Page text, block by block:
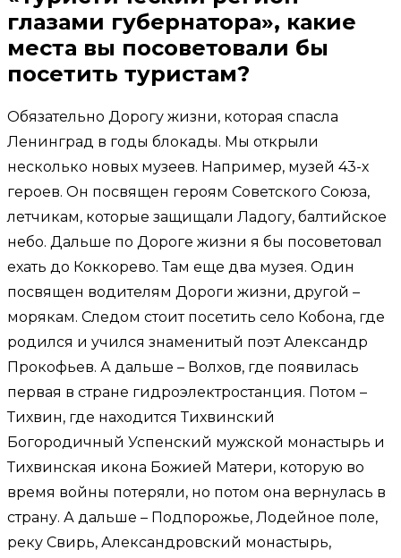
глазами губернатора», какие
места вы посоветовали бы
посетить туристам?
Обязательно Дорогу жизни, которая спасла
Ленинград в годы блокады. Мы открыли
несколько новых музеев. Например, музей 43-х
героев. Он посвящен героям Советского Союза,
летчикам, которые защищали Ладогу, балтийское
небо. Дальше по Дороге жизни я бы посоветовал
ехать до Коккорево. Там еще два музея. Один
посвящен водителям Дороги жизни, другой –
морякам. Следом стоит посетить село Кобона, где
родился и учился знаменитый поэт Александр
Прокофьев. А дальше – Волхов, где появилась
первая в стране гидроэлектростанция. Потом –
Тихвин, где находится Тихвинский
Богородичный Успенский мужской монастырь и
Тихвинская икона Божией Матери, которую во
время войны потеряли, но потом она вернулась в
страну. А дальше – Подпорожье, Лодейное поле,
реку Свирь, Александровский монастырь,